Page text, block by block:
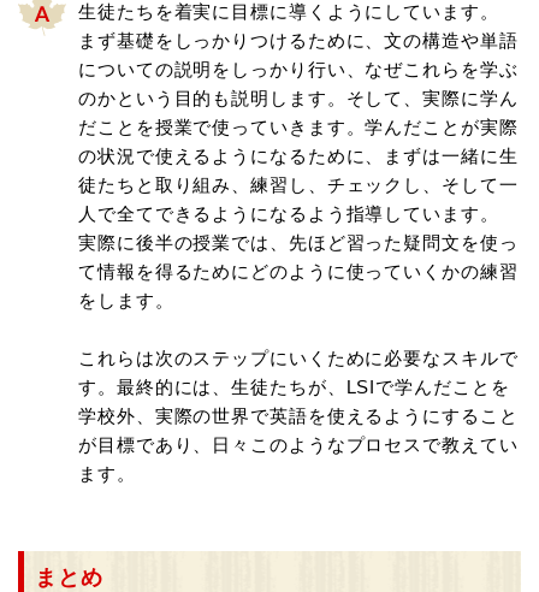
生徒たちを着実に目標に導くようにしています。
まず基礎をしっかりつけるために、文の構造や単語
についての説明をしっかり行い、なぜこれらを学ぶ
のかという目的も説明します。そして、実際に学ん
だことを授業で使っていきます。学んだことが実際
の状況で使えるようになるために、まずは一緒に生
徒たちと取り組み、練習し、チェックし、そして一
人で全てできるようになるよう指導しています。
実際に後半の授業では、先ほど習った疑問文を使っ
て情報を得るためにどのように使っていくかの練習
をします。
これらは次のステップにいくために必要なスキルで
す。最終的には、生徒たちが、LSIで学んだことを
学校外、実際の世界で英語を使えるようにすること
が目標であり、日々このようなプロセスで教えてい
ます。
まとめ